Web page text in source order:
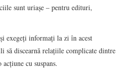
sunt uriaşe – pentru edituri,
exegeţi informaţi la zi în acest
să discearnă relaţiile complicate dintre
cu suspans.